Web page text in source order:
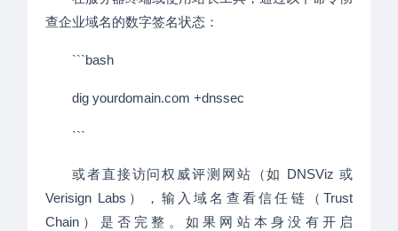
查企业域名的数字签名状态：
```bash
dig yourdomain.com +dnssec
```
或者直接访问权威评测网站（如 DNSViz 或
Verisign Labs），输入域名查看信任链（Trust
Chain）是否完整。如果网站本身没有开启